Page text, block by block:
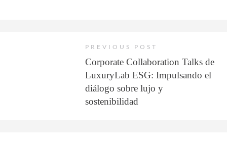
PREVIOUS POST
Corporate Collaboration Talks de
LuxuryLab ESG: Impulsando el
diálogo sobre lujo y
sostenibilidad